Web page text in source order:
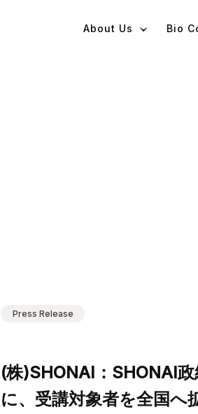
About Us Bio
Press Release
(株)SHONAI：SHONAI
に、受講対象者を全国へ